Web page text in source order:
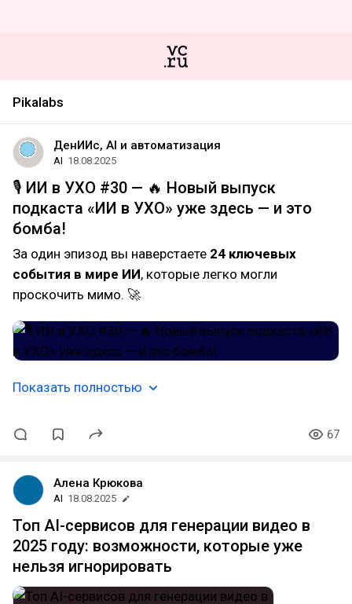
Pikalabs
ДенИИс, AI и автоматизация
AI 18.08.2025
🎙 ИИ в УХО #30 — 🔥 Новый выпуск
подкаста «ИИ в УХО» уже здесь — и это
бомба!
За один эпизод вы наверстаете 24 ключевых
события в мире ИИ, которые легко могли
проскочить мимо. 🚀
Показать полностью
67
Алена Крюкова
AI 18.08.2025
Топ AI-сервисов для генерации видео в
2025 году: возможности, которые уже
нельзя игнорировать